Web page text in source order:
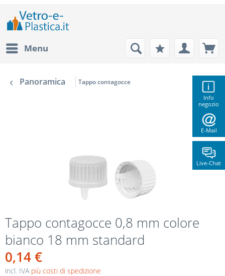
Info
negozio
E-Mail
Live-Chat
Menu
Panoramica Tappo contagocce
Tappo contagocce 0,8 mm colore
bianco 18 mm standard
0,14 €
incl. IVA più costi di spedizione